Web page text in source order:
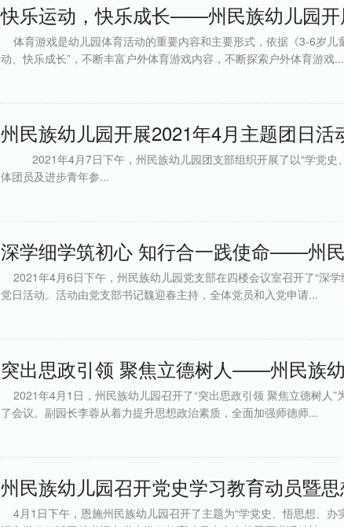
快乐运动，快乐成长——州民族幼儿园开
体育游戏是幼儿园体育活动的重要内容和主要形式，依据《3-6岁儿
动、快乐成长”，不断丰富户外体育游戏内容，不断探索户外体育游戏...
州民族幼儿园开展2021年4月主题团日活
2021年4月7日下午，州民族幼儿园团支部组织开展了以“学党史
体团员及进步青年参...
深学细学筑初心 知行合一践使命——州
2021年4月6日下午，州民族幼儿园党支部在四楼会议室召开了“深
党日活动。活动由党支部书记魏迎春主持，全体党员和入党申请...
突出思政引领 聚焦立德树人——州民族
2021年4月1日，州民族幼儿园召开了“突出思政引领 聚焦立德树人”
了会议。副园长李蓉从着力提升思想政治素质，全面加强师德师...
州民族幼儿园召开党史学习教育动员暨
4月1日下午，恩施州民族幼儿园召开了主题为“学党史、悟思想、办